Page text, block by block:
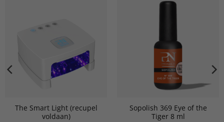
The Smart Light (recupel
voldaan)
Sopolish 369 Eye of the
Tiger 8 ml